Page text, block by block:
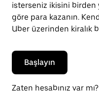
isterseniz ikisini birden
göre para kazanın.
Uber üzerinden kiralık
Başlayın
Zaten hesabınız var